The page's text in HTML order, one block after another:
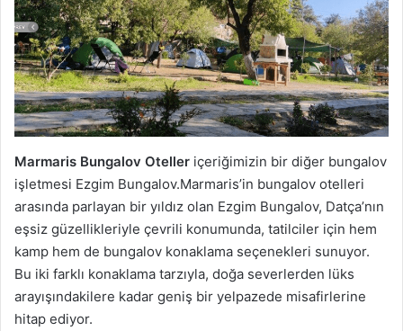
Marmaris Bungalov Oteller içeriğimizin bir diğer bungalov
işletmesi Ezgim Bungalov.Marmaris’in bungalov otelleri
arasında parlayan bir yıldız olan Ezgim Bungalov, Datça’nın
eşsiz güzellikleriyle çevrili konumunda, tatilciler için hem
kamp hem de bungalov konaklama seçenekleri sunuyor.
Bu iki farklı konaklama tarzıyla, doğa severlerden lüks
arayışındakilere kadar geniş bir yelpazede misafirlerine
hitap ediyor.